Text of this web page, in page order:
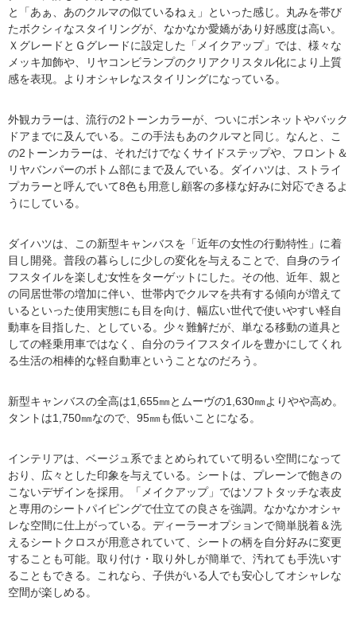
と「あぁ、あのクルマの似ているねぇ」といった感じ。丸みを帯び
たボクシィなスタイリングが、なかなか愛嬌があり好感度は高い。
ＸグレードとＧグレードに設定した「メイクアップ」では、様々な
メッキ加飾や、リヤコンビランプのクリアクリスタル化により上質
感を表現。よりオシャレなスタイリングになっている。
外観カラーは、流行の2トーンカラーが、ついにボンネットやバック
ドアまでに及んでいる。この手法もあのクルマと同じ。なんと、こ
の2トーンカラーは、それだけでなくサイドステップや、フロント＆
リヤバンパーのボトム部にまで及んでいる。ダイハツは、ストライ
プカラーと呼んでいて8色も用意し顧客の多様な好みに対応できるよ
うにしている。
ダイハツは、この新型キャンバスを「近年の女性の行動特性」に着
目し開発。普段の暮らしに少しの変化を与えることで、自身のライ
フスタイルを楽しむ女性をターゲットにした。その他、近年、親と
の同居世帯の増加に伴い、世帯内でクルマを共有する傾向が増えて
いるといった使用実態にも目を向け、幅広い世代で使いやすい軽自
動車を目指した、としている。少々難解だが、単なる移動の道具と
しての軽乗用車ではなく、自分のライフスタイルを豊かにしてくれ
る生活の相棒的な軽自動車ということなのだろう。
新型キャンバスの全高は1,655㎜とムーヴの1,630㎜よりやや高め。
タントは1,750㎜なので、95㎜も低いことになる。
インテリアは、ベージュ系でまとめられていて明るい空間になって
おり、広々とした印象を与えている。シートは、プレーンで飽きの
こないデザインを採用。「メイクアップ」ではソフトタッチな表皮
と専用のシートパイピングで仕立ての良さを強調。なかなかオシャ
レな空間に仕上がっている。ディーラーオプションで簡単脱着＆洗
えるシートクロスが用意されていて、シートの柄を自分好みに変更
することも可能。取り付け・取り外しが簡単で、汚れても手洗いす
ることもできる。これなら、子供がいる人でも安心してオシャレな
空間が楽しめる。